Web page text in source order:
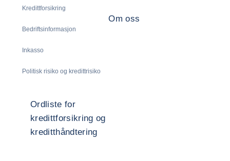
Kredittforsikring
Bedriftsinformasjon
Inkasso
Politisk risiko og kredittrisiko
Om oss
Ordliste for
kredittforsikring og
kreditthåndtering